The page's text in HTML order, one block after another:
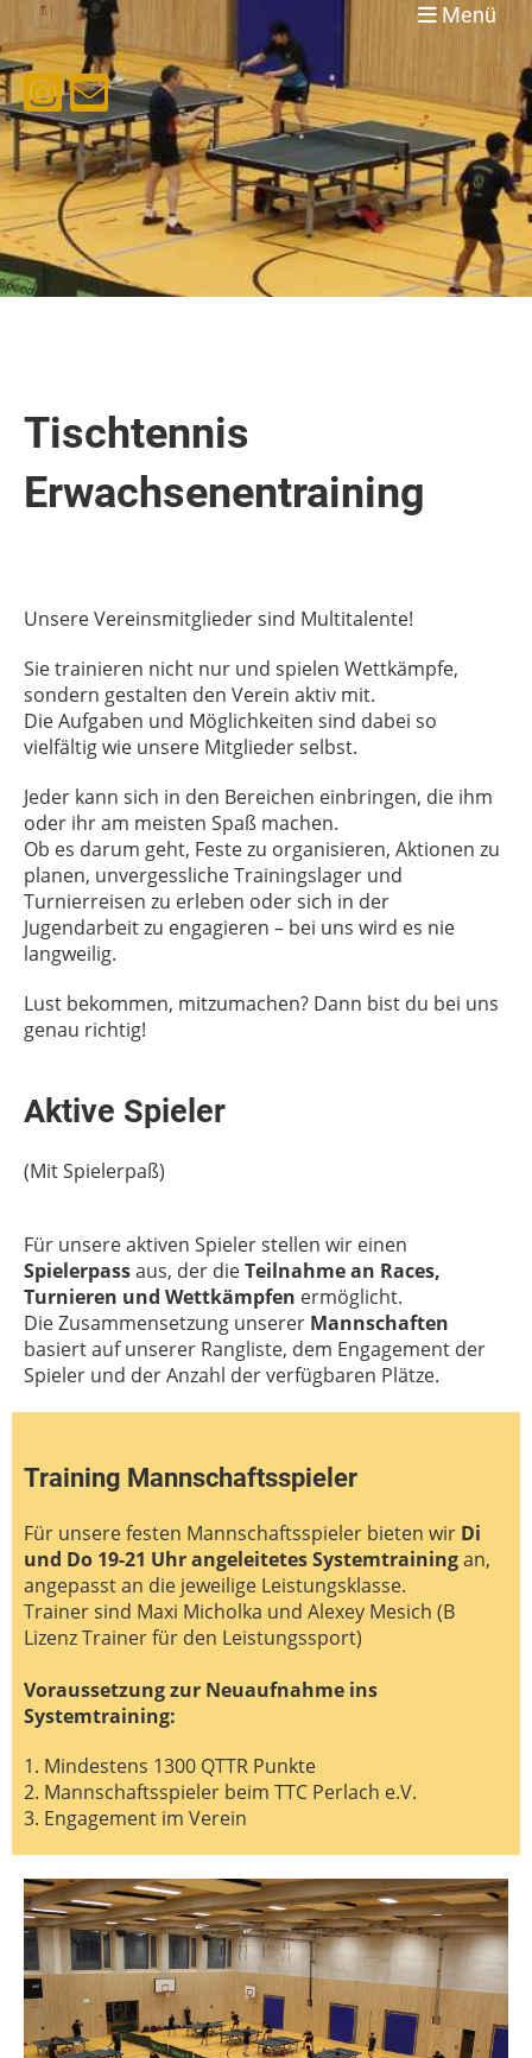
Menü
Tischtennis
Erwachsenentraining
Unsere Vereinsmitglieder sind Multitalente!
Sie trainieren nicht nur und spielen Wettkämpfe,
sondern gestalten den Verein aktiv mit.
Die Aufgaben und Möglichkeiten sind dabei so
vielfältig wie unsere Mitglieder selbst.
Jeder kann sich in den Bereichen einbringen, die ihm
oder ihr am meisten Spaß machen.
Ob es darum geht, Feste zu organisieren, Aktionen zu
planen, unvergessliche Trainingslager und
Turnierreisen zu erleben oder sich in der
Jugendarbeit zu engagieren – bei uns wird es nie
langweilig.
Lust bekommen, mitzumachen? Dann bist du bei uns
genau richtig!
Aktive Spieler
(Mit Spielerpaß)
Für unsere aktiven Spieler stellen wir einen
Spielerpassaus, der dieTeilnahme an Races,
Turnieren und Wettkämpfen ermöglicht.
Die Zusammensetzung unserer Mannschaften
basiert auf unserer Rangliste, dem Engagement der
Spieler und der Anzahl der verfügbaren Plätze.
Training Mannschaftsspieler
Für unsere festen Mannschaftsspieler bieten wir Di
und Do 19-21 Uhr angeleitetes Systemtrainingan,
angepasst an die jeweilige Leistungsklasse.
Trainer sind Maxi Micholka und Alexey Mesich (B
Lizenz Trainer für den Leistungssport)
Voraussetzung zur Neuaufnahme ins
Systemtraining:
1. Mindestens 1300 QTTR Punkte
2. Mannschaftsspieler beim TTC Perlach e.V.
3. Engagement im Verein